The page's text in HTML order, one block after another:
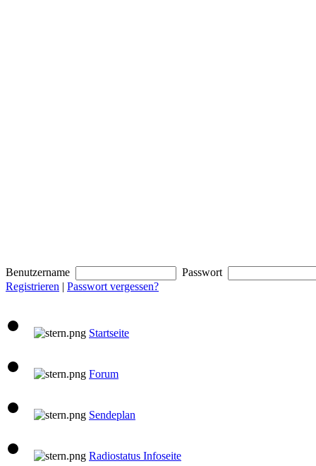
Benutzername
Passwort
Registrieren | Passwort vergessen?
Startseite
Forum
Sendeplan
Radiostatus Infoseite